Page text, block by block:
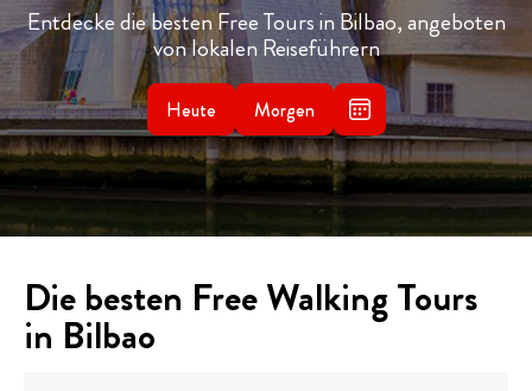
Entdecke die besten Free Tours in Bilbao, angeboten
von lokalen Reiseführern
Heute Morgen
Die besten Free Walking Tours
in Bilbao